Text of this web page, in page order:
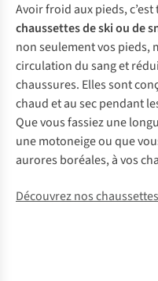
Avoir froid aux pieds,
chaussettes de ski ou de
non seulement vos pieds,
circulation du sang et
chaussures. Elles sont
chaud et au sec pendant
Que vous fassiez une
une motoneige ou que
aurores boréales, à vos
Découvrez nos